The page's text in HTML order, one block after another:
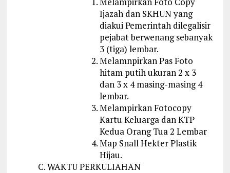
Ijazah dan SKHUN yang
diakui Pemerintah dilegalisir
pejabat berwenang sebanyak
3 (tiga) lembar.
Melamnpirkan Pas Foto
hitam putih ukuran 2 x 3
dan 3 x 4 masing-masing 4
lembar.
Melampirkan Fotocopy
Kartu Keluarga dan KTP
Kedua Orang Tua 2 Lembar
Map Snall Hekter Plastik
Hijau.
C. WAKTU PERKULIAHAN